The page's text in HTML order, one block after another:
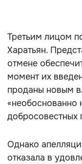
Третьим лицом
Харатьян.
отмене
момент их
проданы новым
«необоснованно
добросовестных
Однако
отказала в